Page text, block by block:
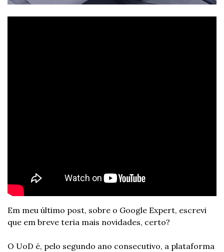
Em meu último post, sobre o Google Expert, escrevi
que em breve teria mais novidades, certo?
O UoD é, pelo segundo ano consecutivo, a plataforma